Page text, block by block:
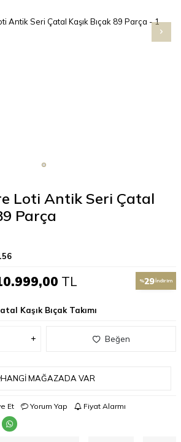
Loti Antik Seri Çatal
Parça
TL %29İndirim
Kaşık Bıçak Takımı
Beğen
HANGI MAĞAZADA VAR
Et Yorum Yap Fiyat Alarmı